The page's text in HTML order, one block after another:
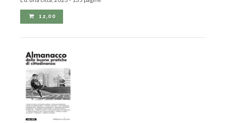
Ed. una città, 2023 - 135 pagine
12,00